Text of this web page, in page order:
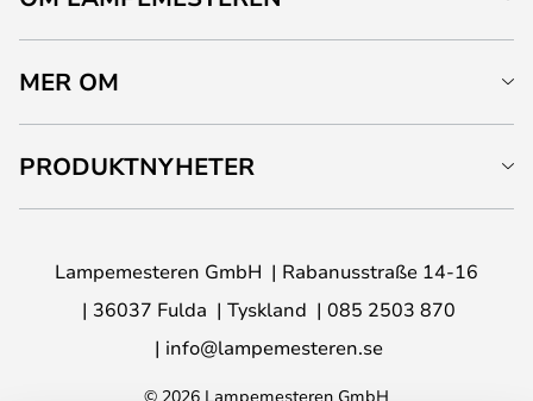
MER OM
PRODUKTNYHETER
Lampemesteren GmbH
Rabanusstraße 14-16
36037 Fulda
Tyskland
085 2503 870
info@lampemesteren.se
© 2026 Lampemesteren GmbH